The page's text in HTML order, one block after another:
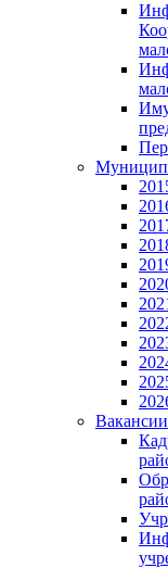
Вакансии